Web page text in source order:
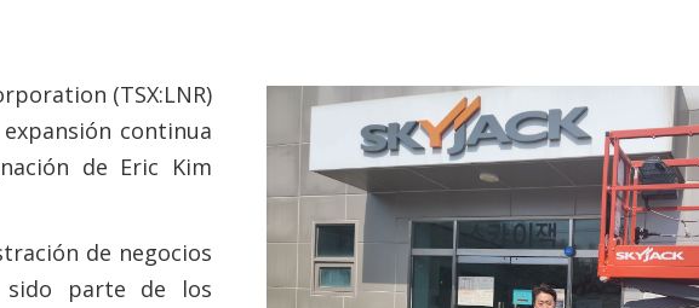
(TSX:LNR)
continua
de Eric Kim
de negocios
sido parte de los